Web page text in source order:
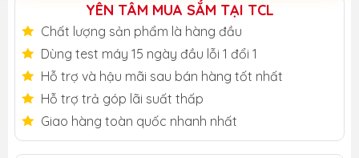
YÊN TÂM MUA SẮM TẠI TCL
Chất lượng sản phẩm là hàng đầu
Dùng test máy 15 ngày đầu lỗi 1 đổi 1
Hỗ trợ và hậu mãi sau bán hàng tốt nhất
Hỗ trợ trả góp lãi suất thấp
Giao hàng toàn quốc nhanh nhất